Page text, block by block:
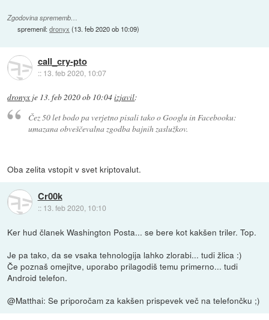
Zgodovina sprememb…
spremenil:dronyx (13. feb 2020 ob 10:09)
call_cry-pto
:: 13. feb 2020, 10:07
dronyx je 13. feb 2020 ob 10:04izjavil:
Čez 50 let bodo pa verjetno pisali tako o Googlu in Facebooku:
umazana obveščevalna zgodba bajnih zaslužkov.
Oba zelita vstopit v svet kriptovalut.
Cr00k
:: 13. feb 2020, 10:10
Ker hud članek Washington Posta... se bere kot kakšen triler. Top.
Je pa tako, da se vsaka tehnologija lahko zlorabi... tudi žlica :)
Če poznaš omejitve, uporabo prilagodiš temu primerno... tudi
Android telefon.
@Matthai: Se priporočam za kakšen prispevek več na telefončku ;)